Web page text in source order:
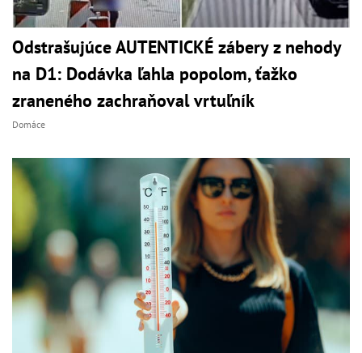
Odstrašujúce AUTENTICKÉ zábery z nehody
na D1: Dodávka ľahla popolom, ťažko
zraneného zachraňoval vrtuľník
Domáce